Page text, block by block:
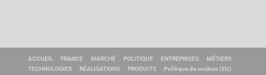
ACCUEIL FRANCE MARCHÉ POLITIQUE ENTREPRISES
MÉTIERS
TECHNOLOGIES
RÉALISATIONS PRODUITS
Politique de cookies (EU)